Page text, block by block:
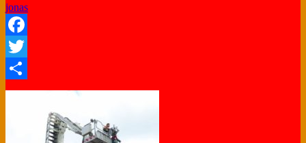
jonas
Facebook
Twitter
Share